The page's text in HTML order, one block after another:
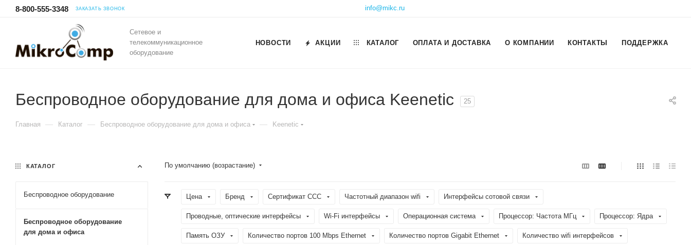
8-800-555-3348 ЗАКАЗАТЬ ЗВОНОК info@mikc.ru
Сетевое и
телекоммуникационное
оборудование
НОВОСТИ АКЦИИ КАТАЛОГ ОПЛАТА И ДОСТАВКА О КОМПАНИИ КОНТАКТЫ ПОДДЕРЖКА
Беспроводное оборудование для дома и офиса Keenetic 25
Главная — Каталог — Беспроводное оборудование для дома и офиса — Keenetic
По умолчанию (возрастание)
Цена Бренд Сертификат ССС Частотный диапазон wifi Интерфейсы сотовой связи
Проводные, оптические интерфейсы Wi-Fi интерфейсы Операционная система Процессор: Частота МГц Процессор: Ядра
Память ОЗУ Количество портов 100 Mbps Ethernet Количество портов Gigabit Ethernet Количество wifi интерфейсов
КАТАЛОГ
Беспроводное оборудование
Беспроводное оборудование
для дома и офиса